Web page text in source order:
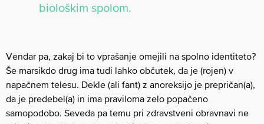
biološkim spolom.
Vendar pa, zakaj bi to vprašanje omejili na spolno identiteto?
Še marsikdo drug ima tudi lahko občutek, da je (rojen) v
napačnem telesu. Dekle (ali fant) z anoreksijo je prepričan(a),
da je predebel(a) in ima praviloma zelo popačeno
samopodobo. Seveda pa temu pri zdravstveni obravnavi ne